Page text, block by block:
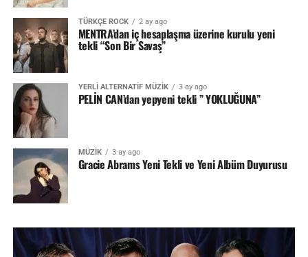
TÜRKÇE ROCK 2 ay ago
MENTRA’dan iç hesaplaşma üzerine kurulu yeni
tekli “Son Bir Savaş”
YERLİ ALTERNATİF MÜZİK 3 ay ago
PELİN CAN’dan yepyeni tekli ” YOKLUĞUNA”
MÜZİK 3 ay ago
Gracie Abrams Yeni Tekli ve Yeni Albüm Duyurusu